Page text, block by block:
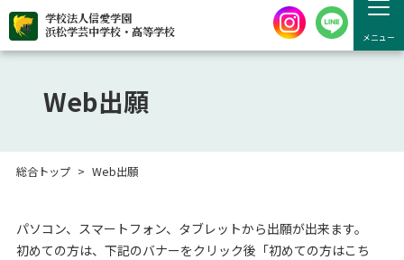
学校法人信愛学園
浜松学芸中学校・高等学校
メニュー
Web出願
総合トップ Web出願
パソコン、スマートフォン、タブレットから出願が出来ます。
初めての方は、下記のバナーをクリック後「初めての方はこち